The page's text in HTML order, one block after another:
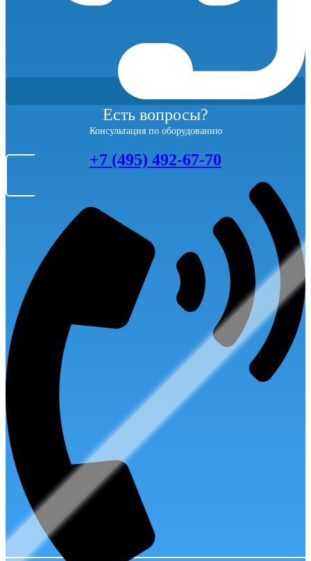
Есть вопросы?
Консультация по оборудованию
+7 (495) 492-67-70